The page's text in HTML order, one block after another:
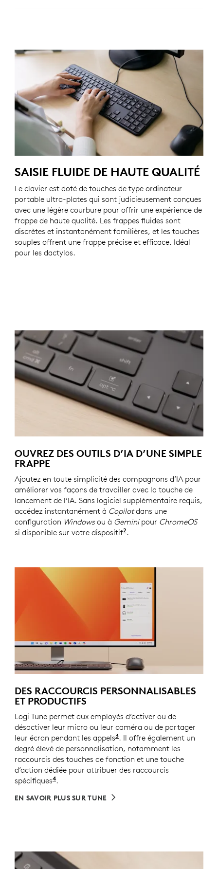
SAISIE FLUIDE DE HAUTE QUALITÉ
Le clavier est doté de touches de type ordinateur
portable ultra-plates qui sont judicieusement conçues
avec une légère courbure pour offrir une expérience de
frappe de haute qualité. Les frappes fluides sont
discrètes et instantanément familières, et les touches
souples offrent une frappe précise et efficace. Idéal
pour les dactylos.
OUVREZ DES OUTILS D’IA D’UNE SIMPLE
FRAPPE
Ajoutez en toute simplicité des compagnons d’IA pour
améliorer vos façons de travailler avec la touche de
lancement de l’IA. Sans logiciel supplémentaire requis,
accédez instantanément à Copilotdans une
configuration Windowsou à Geminipour ChromeOS
si disponible sur votre dispositif2 Copilot nécessite
.
DES RACCOURCIS PERSONNALISABLES
ET PRODUCTIFS
Logi Tune permet aux employés d’activer ou de
désactiver leur micro ou leur caméra ou de partager
leur écran pendant les appels3Les touches de contrôle
. Il offre également un
degré élevé de personnalisation, notamment les
raccourcis des touches de fonction et une touche
d’action dédiée pour attribuer des raccourcis
spécifiques4Personnalisez les paramètres du
.
EN SAVOIR PLUS SUR TUNE